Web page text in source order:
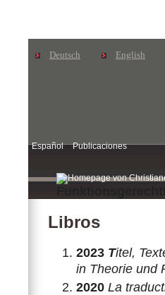
Deutsch English
Español»Publicaciones
Libros
2023 Titel,
in Theorie und
2020 La